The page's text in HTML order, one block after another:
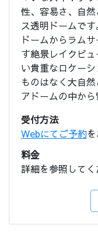
性、容易さ、自
ス透明ドームです
ドームからラム
す絶景レイクビ
い貴重なロケー
ものはなく大自
アドームの中から
受付方法
Webにてご予約
料金
詳細を参照してく